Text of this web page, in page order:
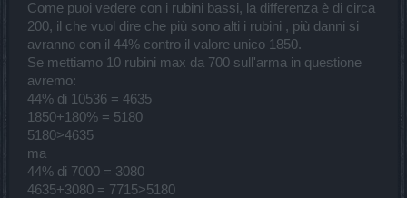
Come puoi vedere con i rubini bassi, la differenza è di circa
200, il che vuol dire che più sono alti i rubini , più danni si
avranno con il 44% contro il valore unico 1850.
Se mettiamo 10 rubini max da 700 sull'arma in questione
avremo:
44% di 10536 = 4635
1850+180% = 5180
5180>4635
ma
44% di 7000 = 3080
4635+3080 = 7715>5180